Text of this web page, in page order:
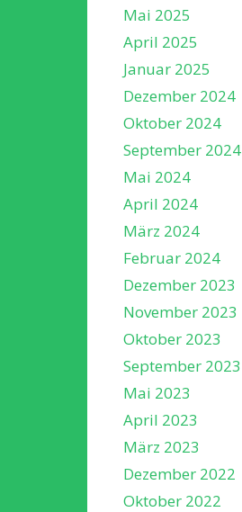
Mai 2025
April 2025
Januar 2025
Dezember 2024
Oktober 2024
September 2024
Mai 2024
April 2024
März 2024
Februar 2024
Dezember 2023
November 2023
Oktober 2023
September 2023
Mai 2023
April 2023
März 2023
Dezember 2022
Oktober 2022